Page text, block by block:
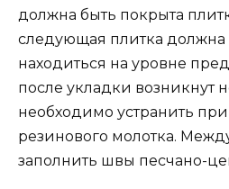
должна быть покрыта
следующая плитка должна
находиться на уровне
после укладки возникнут
необходимо устранить
резинового молотка.
заполнить швы песчано-